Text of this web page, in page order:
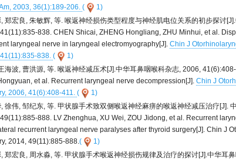
2003, 36(1):189-206. (
1)
郑宏良, 朱敏辉, 等. 喉返神经损伤类型程度与神经肌电位关系的初步探讨
838. CHEN Shicai, ZHENG Hongliang, ZHU Minhui, et al.
laryngeal nerve in laryngeal electromyography[J]. Chin J
838. (
1)
海波, 曹洪源, 等. 喉返神经减压术[J].中华耳鼻咽喉科杂志, 2006,
et al. Recurrent laryngeal nerve decompression[J]. Chin J
2006, 41(6):408-411. (
1)
徐伟, 邹纪东, 等. 甲状腺手术致双侧喉返神经麻痹的喉返神经减压治疗[J].
888. LV Zhenghua, XU Wei, ZOU Jidong, et al. Recurrent
recurrent laryngeal nerve paralyses after thyroid surgery[J]. Chin J
2014, 49(11):885-888.(
1)
, 郑宏良, 周水淼, 等. 甲状腺手术喉返神经损伤规律及治疗的探讨[J].中华耳